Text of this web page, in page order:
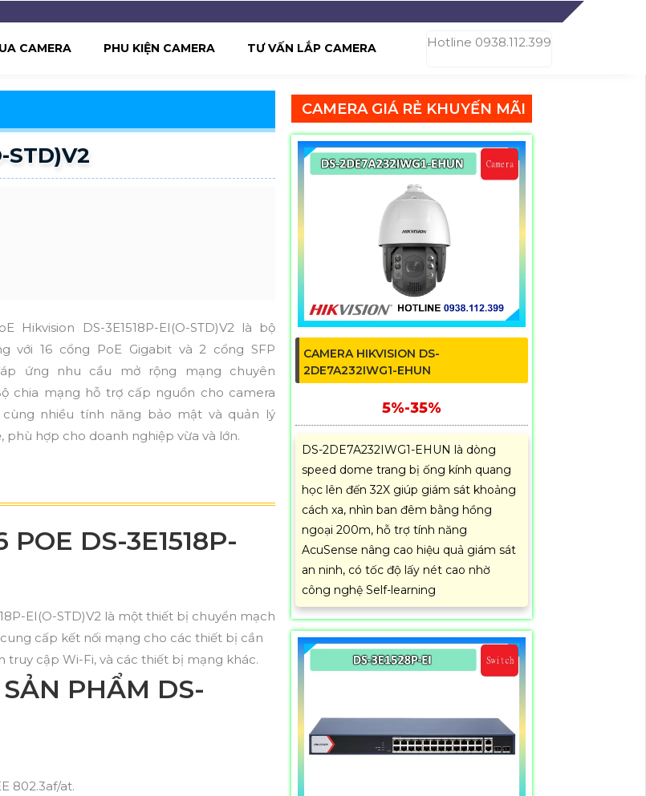
Hotline 0938.112.399
CAMERA PHU KIỆN CAMERA TƯ VẤN LẮP CAMERA
STD)V2
Hikvision DS-3E1518P-EI(O-STD)V2 là bộ
với 16 cổng PoE Gigabit và 2 cổng SFP
ứng nhu cầu mở rộng mạng chuyên
chia mạng hỗ trợ cấp nguồn cho camera
cùng nhiều tính năng bảo mật và quản lý
phù hợp cho doanh nghiệp vừa và lớn.
DS-3E1518P-
EI(O-STD)V2 là một thiết bị chuyển mạch
cấp kết nối mạng cho các thiết bị cần
truy cập Wi-Fi, và các thiết bị mạng khác.
PHẨM DS-
802.3af/at.
CAMERA GIÁ RẺ KHUYẾN MÃI
CAMERA HIKVISION DS-
2DE7A232IWG1-EHUN
5%-35%
DS-2DE7A232IWG1-EHUN là dòng
speed dome trang bị ống kính quang
học lên đến 32X giúp giám sát khoảng
cách xa, nhìn ban đêm bằng hồng
ngoại 200m, hỗ trợ tính năng
AcuSense nâng cao hiệu quả giám sát
an ninh, có tốc độ lấy nét cao nhờ
công nghệ Self-learning